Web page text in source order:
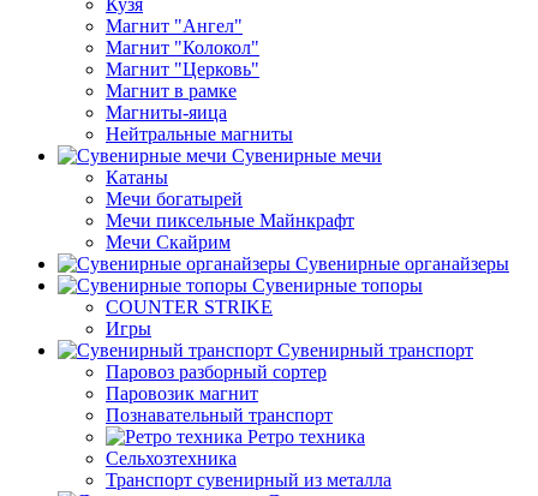
Кузя
Магнит "Ангел"
Магнит "Колокол"
Магнит "Церковь"
Магнит в рамке
Магниты-яица
Нейтральные магниты
Сувенирные мечи
Катаны
Мечи богатырей
Мечи пиксельные Майнкрафт
Мечи Скайрим
Сувенирные органайзеры
Сувенирные топоры
COUNTER STRIKE
Игры
Сувенирный транспорт
Паровоз разборный сортер
Паровозик магнит
Познавательный транспорт
Ретро техника
Сельхозтехника
Транспорт сувенирный из металла